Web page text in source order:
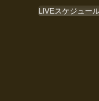
LIVEスケジュー